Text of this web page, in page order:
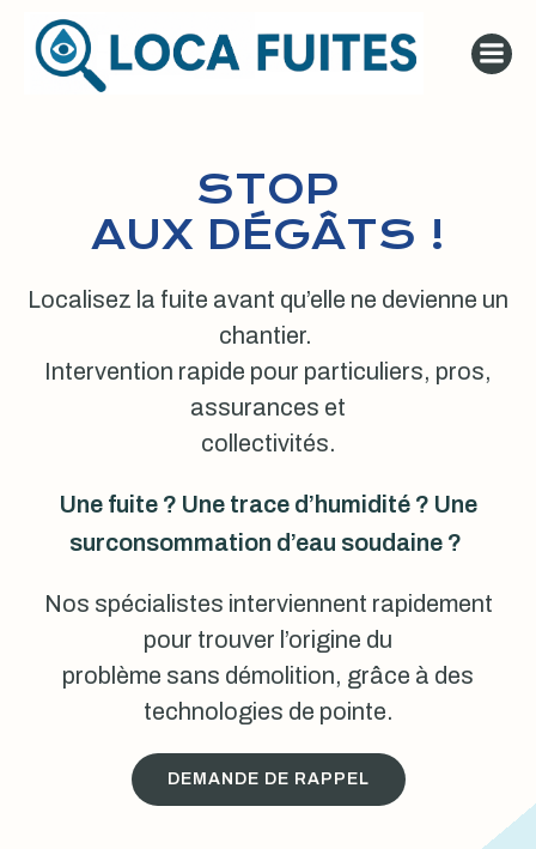
au
contenu
STOP
AUX DÉGÂTS !
Localisez la fuite avant qu’elle ne devienne un
chantier.
Intervention rapide pour particuliers, pros,
assurances et
collectivités.
Une fuite ? Une trace d’humidité ? Une
surconsommation d’eau soudaine ?
Nos spécialistes interviennent rapidement
pour trouver l’origine du
problème sans démolition, grâce à des
technologies de pointe.
DEMANDE DE RAPPEL